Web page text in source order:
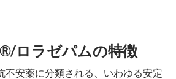
ロラゼパムの特徴
不安薬に分類される、いわゆる安定